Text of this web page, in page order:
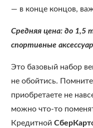
— в конце концов,
Средняя цена: до 1,5
спортивные
Это базовый набор
не обойтись.
приобретаете не
можно что-то
Кредитной